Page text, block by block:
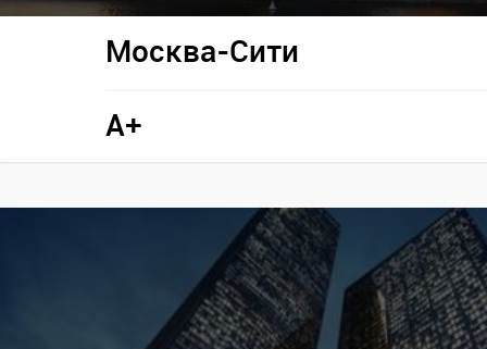
Москва-Сити
A+